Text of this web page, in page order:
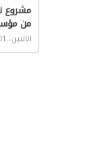
مشروع
من
الاثنين، 01 ديسمبر 2025